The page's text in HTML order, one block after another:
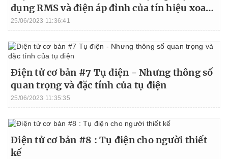
dụng RMS và điện áp đỉnh của tín hiệu xoay
chiều
25/06/2023 11:36:41
Điện tử cơ bản #7 Tụ điện - Nhưng thông số
quan trọng và đặc tính của tụ điện
25/06/2023 11:35:35
Điện tử cơ bản #8 : Tụ điện cho người thiết
kế